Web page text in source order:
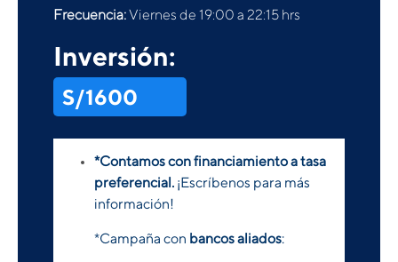
Frecuencia:Viernes de 19:00 a 22:15 hrs
Inversión:
S/1600
*Contamos con financiamiento a tasa
preferencial. ¡Escríbenos para más
información!
*Campaña con bancos aliados: